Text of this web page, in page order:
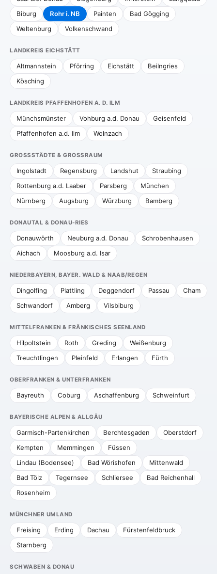
Biburg
Rohr i. NB Painten
Bad Gögging
Weltenburg
Volkenschwand
LANDKREIS EICHSTÄTT
Altmannstein Pförring Eichstätt
Beilngries
Kösching
LANDKREIS PFAFFENHOFEN A. D. ILM
Münchsmünster Vohburg a.d. Donau
Geisenfeld
Pfaffenhofen a.d. Ilm
Wolnzach
GROSSSTÄDTE & GROSSRAUM
Ingolstadt Regensburg Landshut
Straubing
Rottenburg a.d. Laaber
Parsberg
München
Nürnberg
Augsburg Würzburg Bamberg
DONAUTAL & DONAU-RIES
Donauwörth Neuburg a.d. Donau
Schrobenhausen
Aichach
Moosburg a.d. Isar
NIEDERBAYERN, BAYER. WALD & NAAB/REGEN
Dingolfing Plattling Deggendorf Passau
Cham
Schwandorf
Amberg Vilsbiburg
MITTELFRANKEN & FRÄNKISCHES SEENLAND
Hilpoltstein Roth Greding
Weißenburg
Treuchtlingen
Pleinfeld Erlangen Fürth
OBERFRANKEN & UNTERFRANKEN
Bayreuth Coburg Aschaffenburg Schweinfurt
BAYERISCHE ALPEN & ALLGÄU
Garmisch-Partenkirchen Berchtesgaden
Oberstdorf
Kempten
Memmingen
Füssen
Lindau (Bodensee)
Bad Wörishofen
Mittenwald
Bad Tölz
Tegernsee Schliersee
Bad Reichenhall
Rosenheim
MÜNCHNER UMLAND
Freising Erding Dachau
Fürstenfeldbruck
Starnberg
SCHWABEN & DONAU